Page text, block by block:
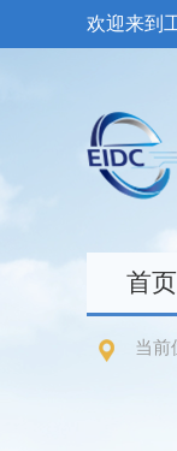
欢迎来到
首页
当前